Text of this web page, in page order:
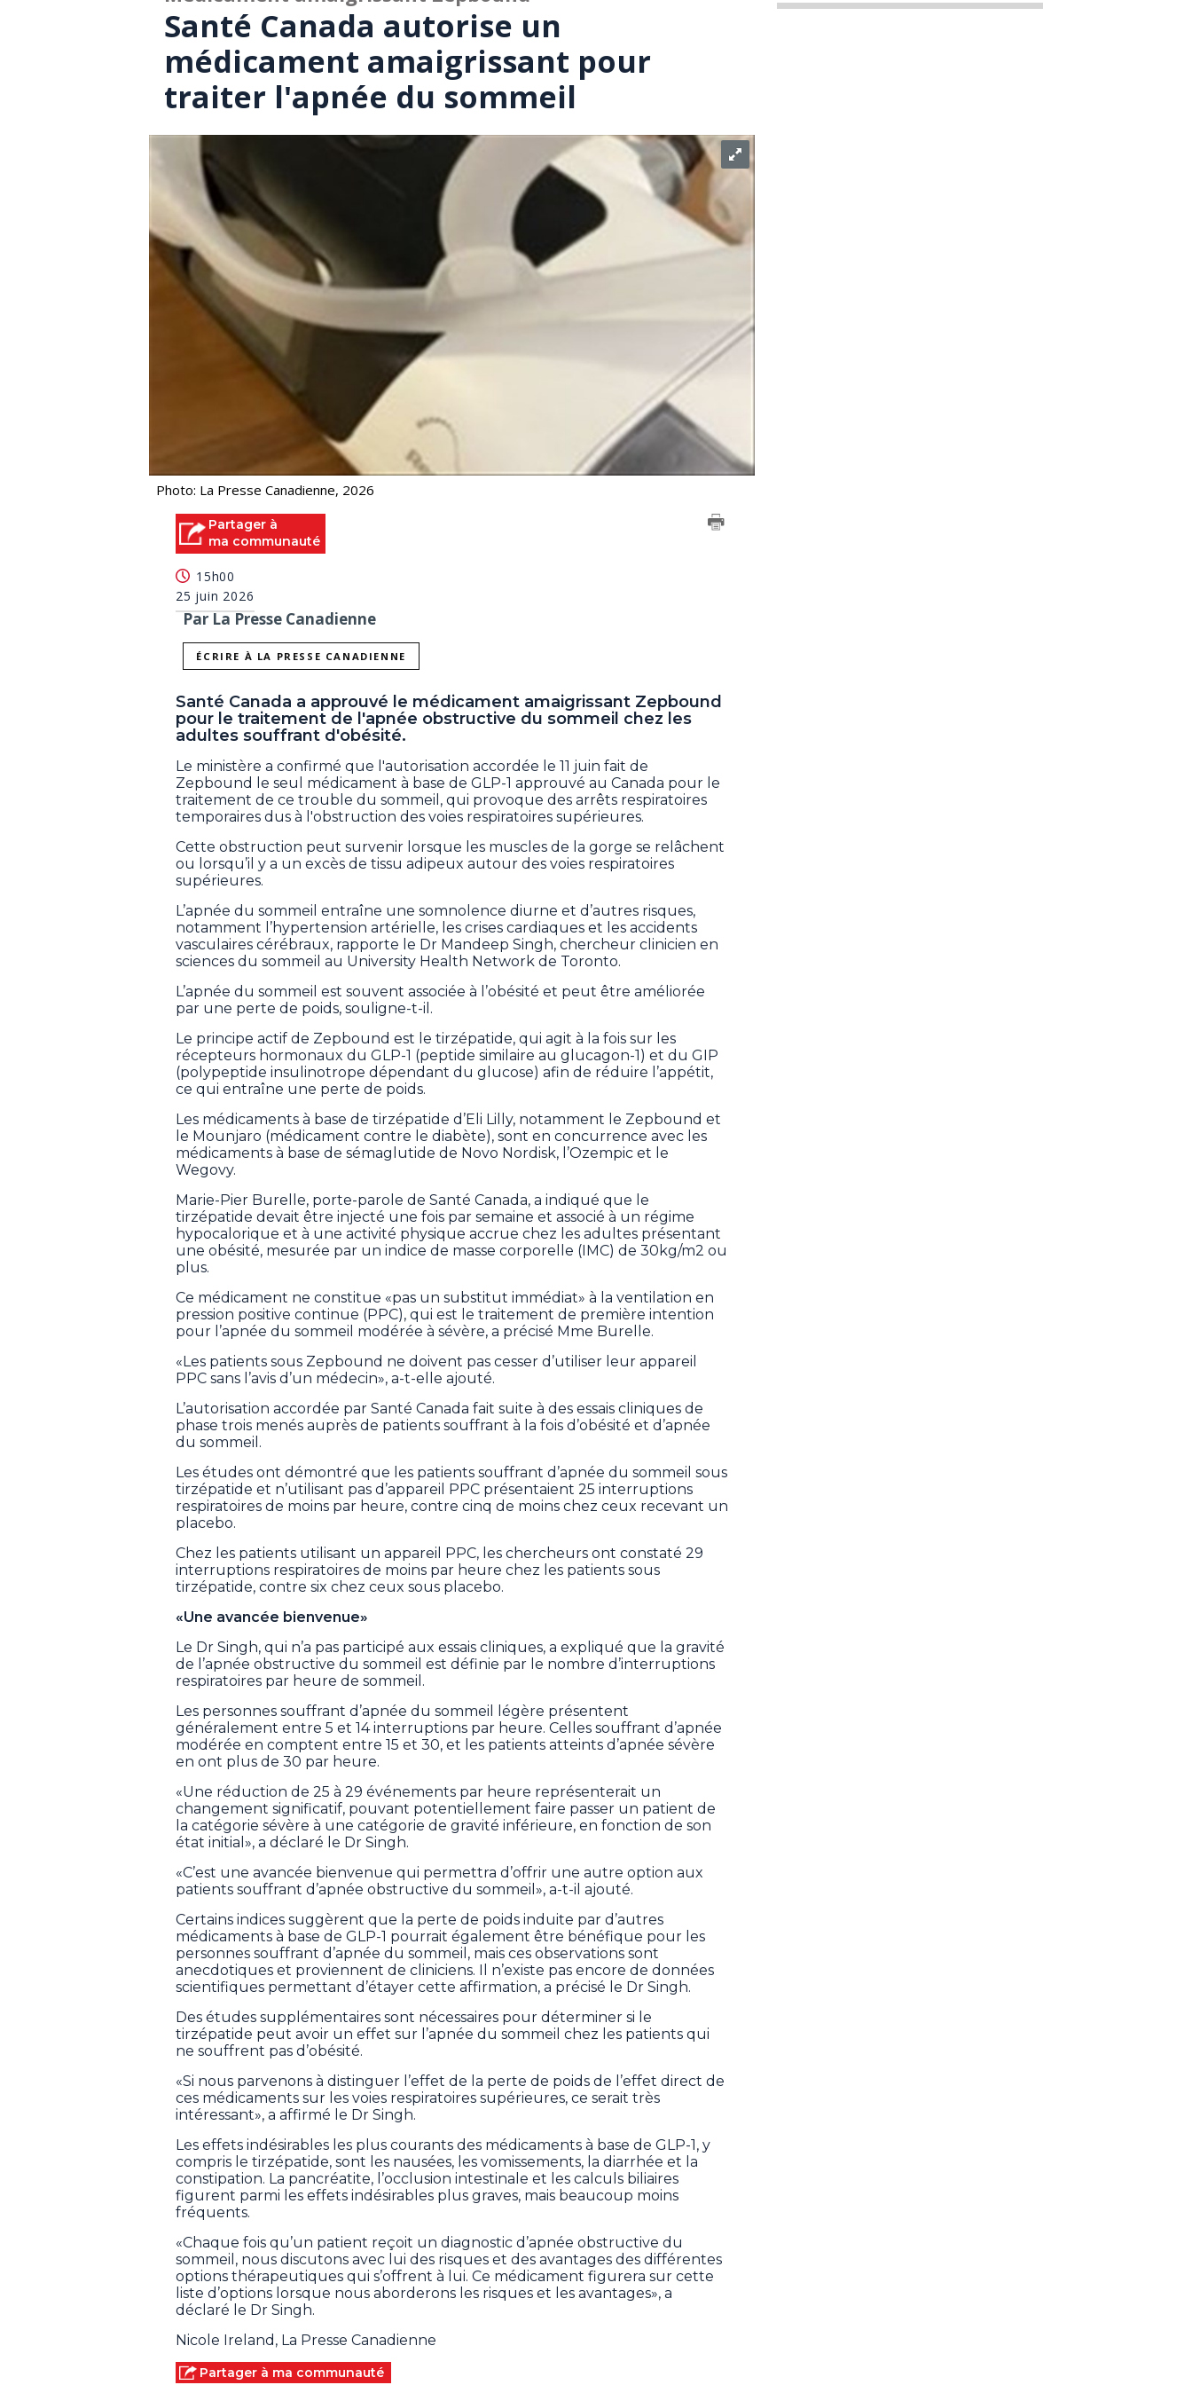
Santé Canada autorise un
médicament amaigrissant pour
traiter l'apnée du sommeil
Photo: La Presse Canadienne, 2026
Partager à
ma communauté
15h00
25 juin 2026
Par La Presse Canadienne
ÉCRIRE À LA PRESSE CANADIENNE
Santé Canada a approuvé le médicament amaigrissant Zepbound
pour le traitement de l'apnée obstructive du sommeil chez les
adultes souffrant d'obésité.
Le ministère a confirmé que l'autorisation accordée le 11 juin fait de
Zepbound le seul médicament à base de GLP-1 approuvé au Canada pour le
traitement de ce trouble du sommeil, qui provoque des arrêts respiratoires
temporaires dus à l'obstruction des voies respiratoires supérieures.
Cette obstruction peut survenir lorsque les muscles de la gorge se relâchent
ou lorsqu’il y a un excès de tissu adipeux autour des voies respiratoires
supérieures.
L’apnée du sommeil entraîne une somnolence diurne et d’autres risques,
notamment l’hypertension artérielle, les crises cardiaques et les accidents
vasculaires cérébraux, rapporte le Dr Mandeep Singh, chercheur clinicien en
sciences du sommeil au University Health Network de Toronto.
L’apnée du sommeil est souvent associée à l’obésité et peut être améliorée
par une perte de poids, souligne-t-il.
Le principe actif de Zepbound est le tirzépatide, qui agit à la fois sur les
récepteurs hormonaux du GLP-1 (peptide similaire au glucagon-1) et du GIP
(polypeptide insulinotrope dépendant du glucose) afin de réduire l’appétit,
ce qui entraîne une perte de poids.
Les médicaments à base de tirzépatide d’Eli Lilly, notamment le Zepbound et
le Mounjaro (médicament contre le diabète), sont en concurrence avec les
médicaments à base de sémaglutide de Novo Nordisk, l’Ozempic et le
Wegovy.
Marie-Pier Burelle, porte-parole de Santé Canada, a indiqué que le
tirzépatide devait être injecté une fois par semaine et associé à un régime
hypocalorique et à une activité physique accrue chez les adultes présentant
une obésité, mesurée par un indice de masse corporelle (IMC) de 30kg/m2 ou
plus.
Ce médicament ne constitue «pas un substitut immédiat» à la ventilation en
pression positive continue (PPC), qui est le traitement de première intention
pour l’apnée du sommeil modérée à sévère, a précisé Mme Burelle.
«Les patients sous Zepbound ne doivent pas cesser d’utiliser leur appareil
PPC sans l’avis d’un médecin», a-t-elle ajouté.
L’autorisation accordée par Santé Canada fait suite à des essais cliniques de
phase trois menés auprès de patients souffrant à la fois d’obésité et d’apnée
du sommeil.
Les études ont démontré que les patients souffrant d’apnée du sommeil sous
tirzépatide et n’utilisant pas d’appareil PPC présentaient 25 interruptions
respiratoires de moins par heure, contre cinq de moins chez ceux recevant un
placebo.
Chez les patients utilisant un appareil PPC, les chercheurs ont constaté 29
interruptions respiratoires de moins par heure chez les patients sous
tirzépatide, contre six chez ceux sous placebo.
«Une avancée bienvenue»
Le Dr Singh, qui n’a pas participé aux essais cliniques, a expliqué que la gravité
de l’apnée obstructive du sommeil est définie par le nombre d’interruptions
respiratoires par heure de sommeil.
Les personnes souffrant d’apnée du sommeil légère présentent
généralement entre 5 et 14 interruptions par heure. Celles souffrant d’apnée
modérée en comptent entre 15 et 30, et les patients atteints d’apnée sévère
en ont plus de 30 par heure.
«Une réduction de 25 à 29 événements par heure représenterait un
changement significatif, pouvant potentiellement faire passer un patient de
la catégorie sévère à une catégorie de gravité inférieure, en fonction de son
état initial», a déclaré le Dr Singh.
«C’est une avancée bienvenue qui permettra d’offrir une autre option aux
patients souffrant d’apnée obstructive du sommeil», a-t-il ajouté.
Certains indices suggèrent que la perte de poids induite par d’autres
médicaments à base de GLP-1 pourrait également être bénéfique pour les
personnes souffrant d’apnée du sommeil, mais ces observations sont
anecdotiques et proviennent de cliniciens. Il n’existe pas encore de données
scientifiques permettant d’étayer cette affirmation, a précisé le Dr Singh.
Des études supplémentaires sont nécessaires pour déterminer si le
tirzépatide peut avoir un effet sur l’apnée du sommeil chez les patients qui
ne souffrent pas d’obésité.
«Si nous parvenons à distinguer l’effet de la perte de poids de l’effet direct de
ces médicaments sur les voies respiratoires supérieures, ce serait très
intéressant», a affirmé le Dr Singh.
Les effets indésirables les plus courants des médicaments à base de GLP-1, y
compris le tirzépatide, sont les nausées, les vomissements, la diarrhée et la
constipation. La pancréatite, l’occlusion intestinale et les calculs biliaires
figurent parmi les effets indésirables plus graves, mais beaucoup moins
fréquents.
«Chaque fois qu’un patient reçoit un diagnostic d’apnée obstructive du
sommeil, nous discutons avec lui des risques et des avantages des différentes
options thérapeutiques qui s’offrent à lui. Ce médicament figurera sur cette
liste d’options lorsque nous aborderons les risques et les avantages», a
déclaré le Dr Singh.
Nicole Ireland, La Presse Canadienne
Partager à ma communauté